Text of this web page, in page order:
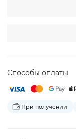
Способы оплаты
При получении